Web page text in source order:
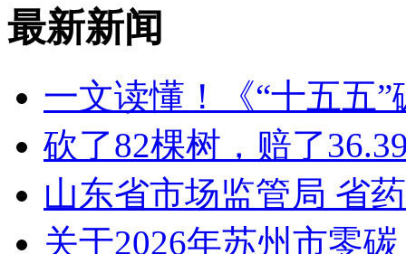
最新新闻
一文读懂！《“十五五
砍了82棵树，赔了
山东省市场监管局 省
关于2026年苏州市零